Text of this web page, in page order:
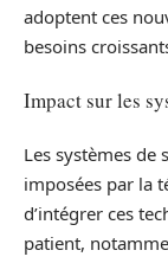
adoptent ces
besoins
Impact sur les
Les systèmes de
imposées par la
d’intégrer ces
patient,